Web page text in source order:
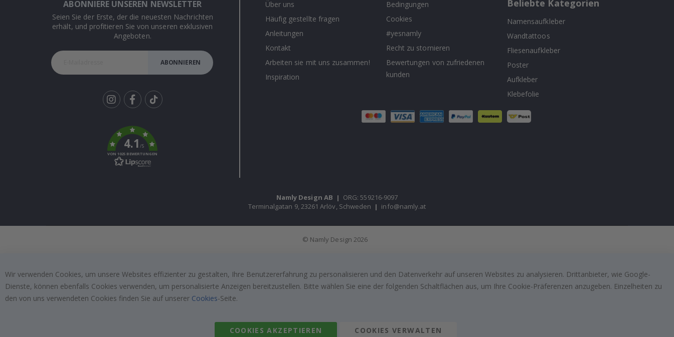
ABONNIERE UNSEREN NEWSLETTER
Seien Sie der Erste, der die neuesten Nachrichten
erhält, und profitieren Sie von unseren exklusiven
Angeboten.
ABONNIEREN
k
4.1/5
VON 1025 BEWERTUNGEN
Über uns
Häufig gestellte fragen
Anleitungen
Kontakt
Arbeiten sie mit uns zusammen!
Inspiration
Bedingungen
Cookies
#yesnamly
Recht zu stornieren
Bewertungen von zufriedenen
kunden
Beliebte Kategorien
Namensaufkleber
Wandtattoos
Fliesenaufkleber
Poster
Aufkleber
Klebefolie
Namly Design AB | ORG: 559216-9097
Terminalgatan 9, 23261 Arlöv, Schweden | info@namly.at
© Namly Design 2026
Wir verwenden Cookies, um unsere Websites effizienter zu gestalten, Ihre Benutzererfahrung zu personalisieren und den Datenverkehr auf unseren Websites zu analysieren. Drittanbieter, wie Google-
Dienste, können ebenfalls Cookies verwenden, um personalisierte Anzeigen bereitzustellen. Bitte wählen Sie eine der folgenden Schaltflächen aus, um Ihre Cookie-Präferenzen anzugeben. Einzelheiten zu
den von uns verwendeten Cookies finden Sie auf unserer Cookies-Seite.
COOKIES AKZEPTIEREN COOKIES VERWALTEN